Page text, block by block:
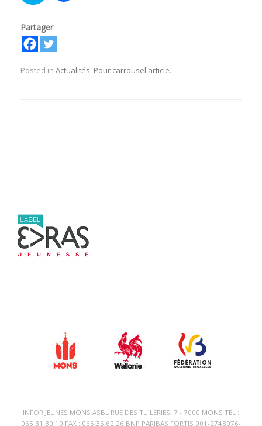
Partager
Posted in Actualités, Pour carrousel article.
INFOR JEUNES MONS ASBL RUE DES TUILERIES, 7 - 7000 MONS TEL :
065 31 30 10 FAX : 065 35 62 26 BNP PARIBAS FORTIS 001-2748076-